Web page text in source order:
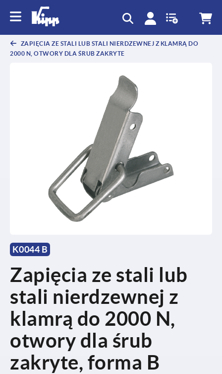
ZAPIĘCIA ZE STALI LUB STALI NIERDZEWNEJ Z KLAMRĄ DO
2000 N, OTWORY DLA ŚRUB ZAKRYTE
K0044 B
Zapięcia ze stali lub
stali nierdzewnej z
klamrą do 2000 N,
otwory dla śrub
zakryte, forma B